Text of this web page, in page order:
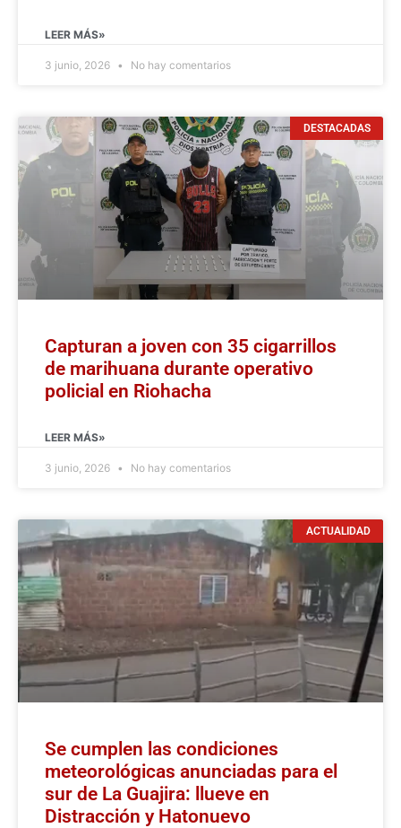
LEER MÁS»
3 junio, 2026 No hay comentarios
DESTACADAS
Capturan a joven con 35 cigarrillos
de marihuana durante operativo
policial en Riohacha
LEER MÁS»
3 junio, 2026 No hay comentarios
ACTUALIDAD
Se cumplen las condiciones
meteorológicas anunciadas para el
sur de La Guajira: llueve en
Distracción y Hatonuevo